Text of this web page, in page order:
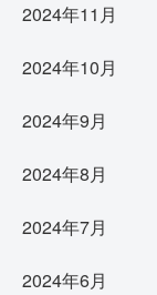
2024年11月
2024年10月
2024年9月
2024年8月
2024年7月
2024年6月